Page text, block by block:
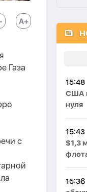
Газа
с
15:48
США
нуля
15:43
$1,3
15:36